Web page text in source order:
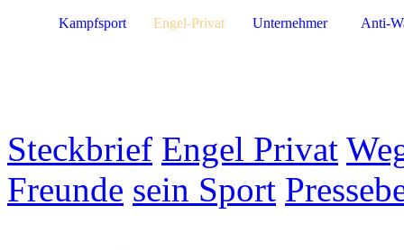
Steckbrief Engel Privat
Freunde sein Sport
Kampfsport Engel-Privat Unternehmer Anti-